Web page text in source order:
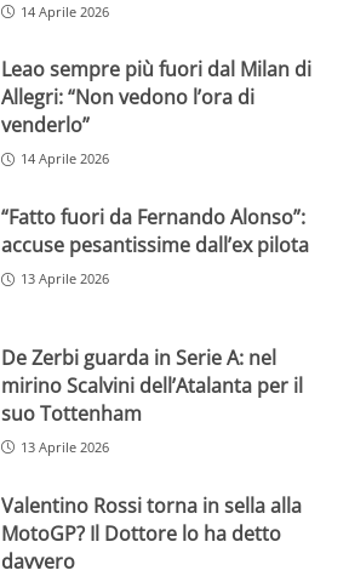
14 Aprile 2026
Leao sempre più fuori dal Milan di
Allegri: “Non vedono l’ora di
venderlo”
14 Aprile 2026
“Fatto fuori da Fernando Alonso”:
accuse pesantissime dall’ex pilota
13 Aprile 2026
De Zerbi guarda in Serie A: nel
mirino Scalvini dell’Atalanta per il
suo Tottenham
13 Aprile 2026
Valentino Rossi torna in sella alla
MotoGP? Il Dottore lo ha detto
davvero